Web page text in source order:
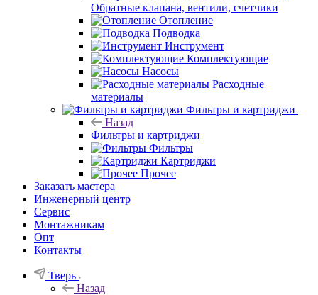
Обратные клапана, вентили, счетчики
Отопление
Подводка
Инструмент
Комплектующие
Насосы
Расходные
материалы
Фильтры и картриджи
Назад
Фильтры и картриджи
Фильтры
Картриджи
Прочее
Заказать мастера
Инженерный центр
Сервис
Монтажникам
Опт
Контакты
Тверь
Назад